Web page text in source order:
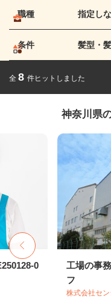
職種 指定し
条件 髪型・
全 8 件ヒットしました
神奈川県
0
工場の事
フ
株式会社セ